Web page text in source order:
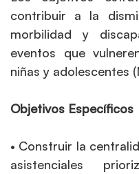
contribuir a la
morbilidad y
eventos que
niñas y adolescentes
Objetivos Específicos
• Construir la
asistenciales